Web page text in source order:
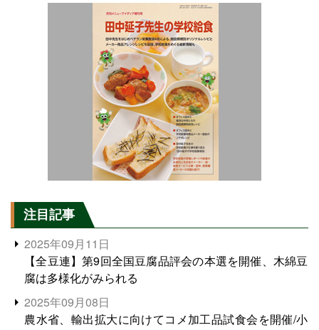
注目記事
2025年09月11日
【全豆連】第9回全国豆腐品評会の本選を開催、木綿豆
腐は多様化がみられる
2025年09月08日
農水省、輸出拡大に向けてコメ加工品試食会を開催/小